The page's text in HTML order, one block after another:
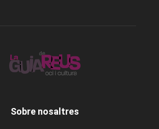
Sobre nosaltres